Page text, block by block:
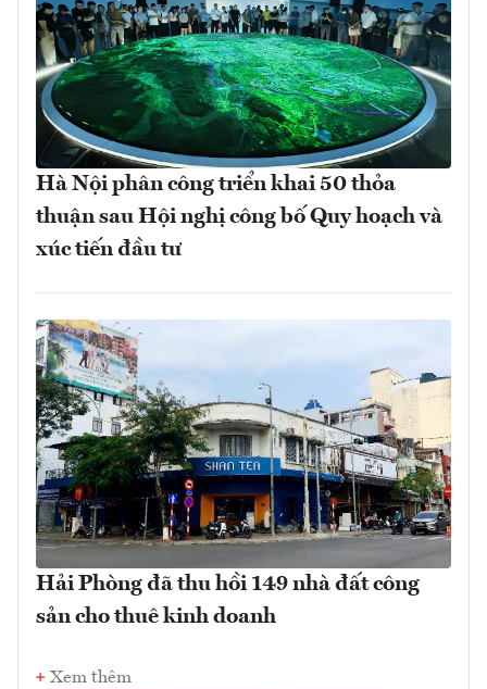
Hà Nội phân công triển khai 50 thỏa
thuận sau Hội nghị công bố Quy hoạch và
xúc tiến đầu tư
Hải Phòng đã thu hồi 149 nhà đất công
sản cho thuê kinh doanh
Xem thêm